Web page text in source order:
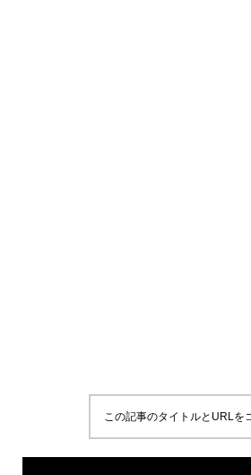
この記事のタイトルとURLを